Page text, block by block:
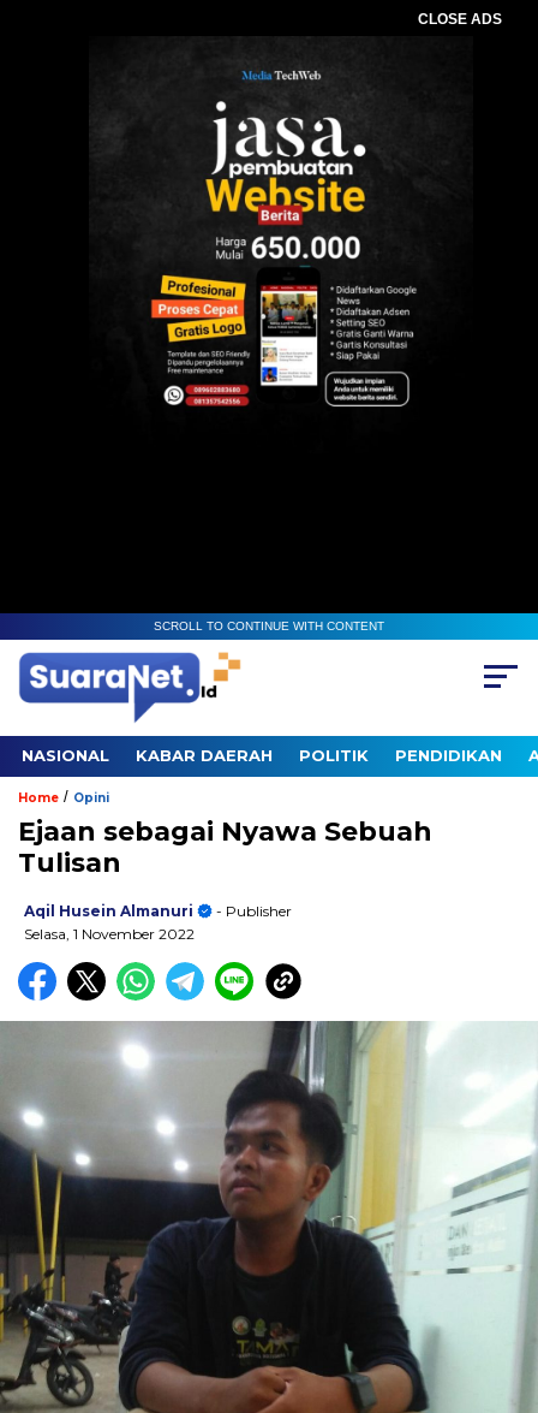
CLOSE ADS
SCROLL TO CONTINUE WITH CONTENT
NASIONAL KABAR DAERAH POLITIK PENDIDIKAN
Home / Opini
Ejaan sebagai Nyawa Sebuah
Tulisan
Aqil Husein Almanuri
- Publisher
Selasa, 1 November 2022